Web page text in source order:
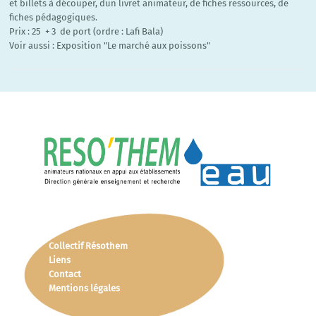
et billets à découper, dun livret animateur, de fiches ressources, de
fiches pédagogiques.
Prix : 25  + 3  de port (ordre : Lafi Bala)
Voir aussi : Exposition "Le marché aux poissons"
Collectif Résothem
Liens
Contact
Mentions légales